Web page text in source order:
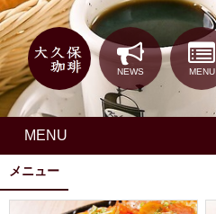
NEWS MENU
MENU
メニュー